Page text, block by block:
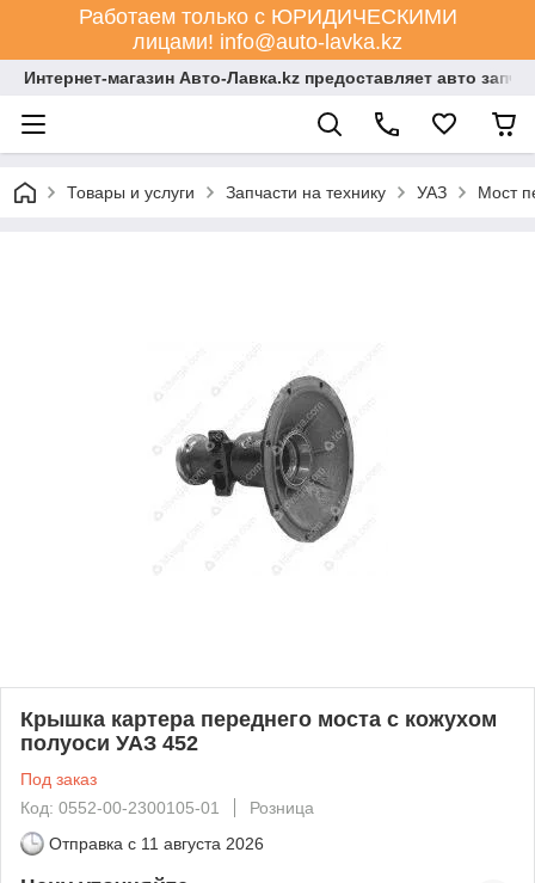
Работаем только с ЮРИДИЧЕСКИМИ
лицами! info@auto-lavka.kz
Интернет-магазин Авто-Лавка.kz предоставляет авто
Товары и услуги Запчасти на технику УАЗ Мост
Крышка картера переднего моста с кожухом
полуоси УАЗ 452
Под заказ
Код: 0552-00-2300105-01
Розница
Отправка с 11 августа 2026